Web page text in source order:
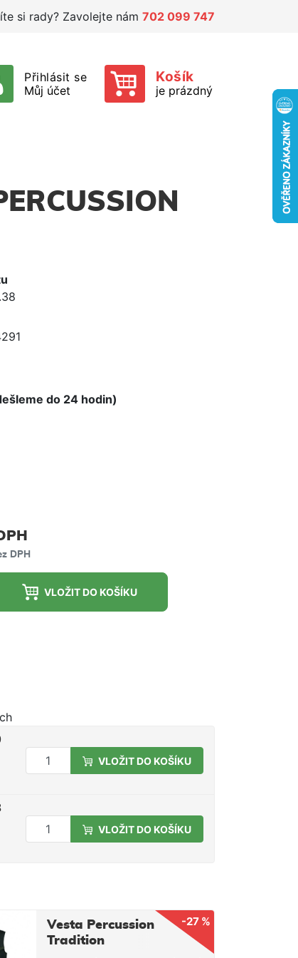
si rady? Zavolejte nám 702 099 747
Přihlásit se
Můj účet
Košík
je prázdný
do 24 hodin)
DPH
VLOŽIT DO KOŠÍKU
VLOŽIT DO KOŠÍKU
VLOŽIT DO KOŠÍKU
-27 %
Vesta Percussion
Tradition